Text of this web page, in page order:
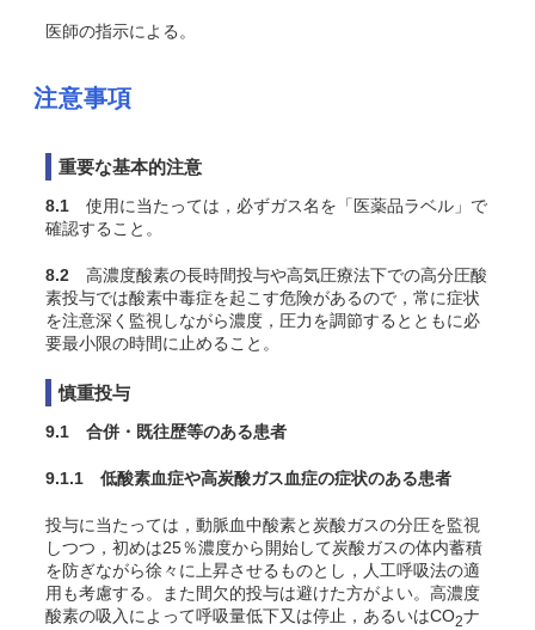
医師の指示による。
注意事項
重要な基本的注意
8.1 使用に当たっては，必ずガス名を「医薬品ラベル」で
確認すること。
8.2 高濃度酸素の長時間投与や高気圧療法下での高分圧酸
素投与では酸素中毒症を起こす危険があるので，常に症状
を注意深く監視しながら濃度，圧力を調節するとともに必
要最小限の時間に止めること。
慎重投与
9.1 合併・既往歴等のある患者
9.1.1 低酸素血症や高炭酸ガス血症の症状のある患者
投与に当たっては，動脈血中酸素と炭酸ガスの分圧を監視
しつつ，初めは25％濃度から開始して炭酸ガスの体内蓄積
を防ぎながら徐々に上昇させるものとし，人工呼吸法の適
用も考慮する。また間欠的投与は避けた方がよい。高濃度
酸素の吸入によって呼吸量低下又は停止，あるいはCO2ナ